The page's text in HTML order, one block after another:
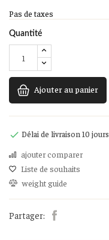
Pas de taxes
Quantité
Ajouter au panier
 Délai de livraison 10 jours
ajouter comparer
Liste de souhaits
weight guide
Partager: